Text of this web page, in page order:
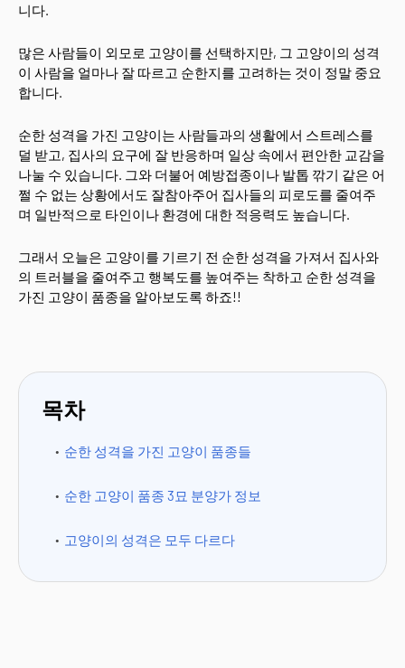
니다.
많은 사람들이 외모로 고양이를 선택하지만, 그 고양이의 성격
이 사람을 얼마나 잘 따르고 순한지를 고려하는 것이 정말 중요
합니다.
순한 성격을 가진 고양이는 사람들과의 생활에서 스트레스를
덜 받고, 집사의 요구에 잘 반응하며 일상 속에서 편안한 교감을
나눌 수 있습니다. 그와 더불어 예방접종이나 발톱 깎기 같은 어
쩔 수 없는 상황에서도 잘참아주어 집사들의 피로도를 줄여주
며 일반적으로 타인이나 환경에 대한 적응력도 높습니다.
그래서 오늘은 고양이를 기르기 전 순한 성격을 가져서 집사와
의 트러블을 줄여주고 행복도를 높여주는 착하고 순한 성격을
가진 고양이 품종을 알아보도록 하죠!!
목차
순한 성격을 가진 고양이 품종들
순한 고양이 품종 3묘 분양가 정보
고양이의 성격은 모두 다르다